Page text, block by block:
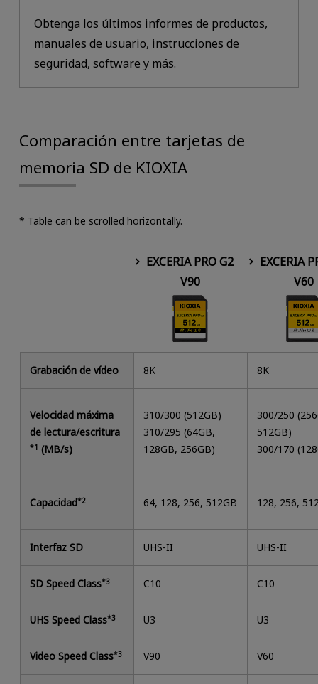
Obtenga los últimos informes de productos,
manuales de usuario, instrucciones de
seguridad, software y más.
Comparación entre tarjetas de
memoria SD de KIOXIA
* Table can be scrolled horizontally.
EXCERIA PRO G2
V90
EXCERIA
V60
Grabación de vídeo 8K 8K
Velocidad máxima
de lectura/escritura
*1 (MB/s)
310/300 (512GB)
310/295 (64GB,
128GB, 256GB)
300/250
512GB)
300/170
Capacidad*2 64, 128, 256, 512GB 128, 256,
Interfaz SD UHS-II UHS-II
SD Speed Class*3 C10 C10
UHS Speed Class*3 U3 U3
Video Speed Class*3 V90 V60